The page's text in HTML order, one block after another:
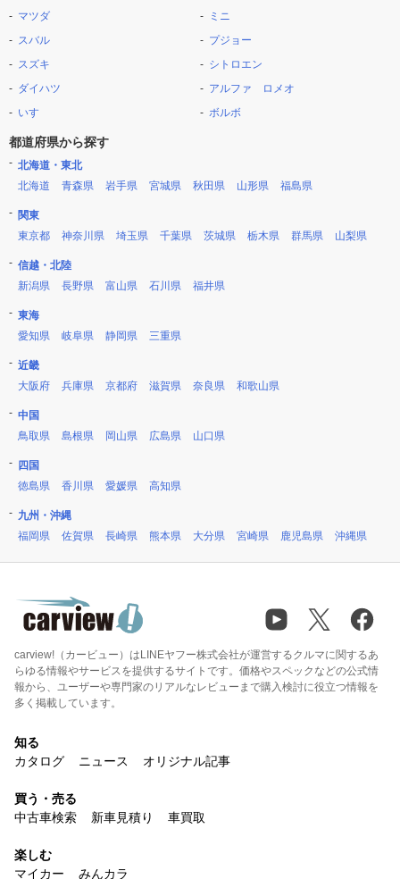
マツダ
スバル
スズキ
ダイハツ
いすゞ
ミニ
プジョー
シトロエン
アルファ ロメオ
ボルボ
都道府県から探す
北海道・東北
北海道
青森県 岩手県 宮城県 秋田県 山形県 福島県
関東
東京都
神奈川県 埼玉県 千葉県 茨城県 栃木県 群馬県 山梨県
信越・北陸
新潟県
長野県 富山県 石川県 福井県
東海
愛知県
岐阜県 静岡県 三重県
近畿
大阪府
兵庫県 京都府 滋賀県 奈良県 和歌山県
中国
鳥取県
島根県 岡山県 広島県 山口県
四国
徳島県
香川県 愛媛県 高知県
九州・沖縄
福岡県
佐賀県 長崎県 熊本県 大分県 宮崎県 鹿児島県 沖縄県
carview!（カービュー）はLINEヤフー株式会社が運営するクルマに関するあ
らゆる情報やサービスを提供するサイトです。価格やスペックなどの公式情
報から、ユーザーや専門家のリアルなレビューまで購入検討に役立つ情報を
多く掲載しています。
知る
カタログ
ニュース オリジナル記事
買う・売る
中古車検索
新車見積り 車買取
楽しむ
マイカー
みんカラ